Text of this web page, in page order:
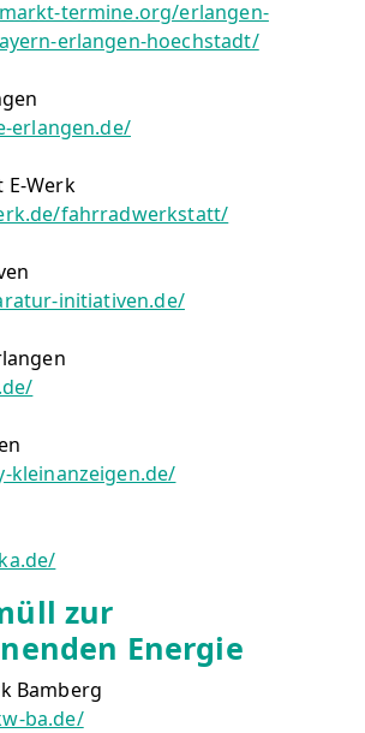
termine.org/erlangen-
erlangen-hoechstadt/
erlangen.de/
Werk
fahrradwerkstatt/
initiativen.de/
kleinanzeigen.de/
zur
Energie
Bamberg
ba.de/